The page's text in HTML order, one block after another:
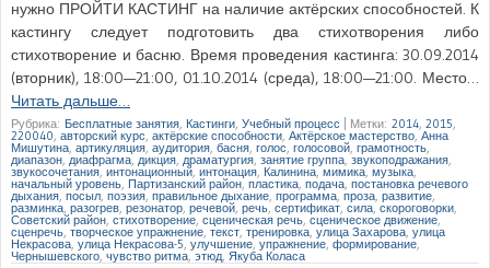
нужно ПРОЙТИ КАСТИНГ на наличие актёрских способностей. К
кастингу следует подготовить два стихотворения либо
стихотворение и басню. Время проведения кастинга: 30.09.2014
(вторник), 18:00—21:00, 01.10.2014 (среда), 18:00—21:00. Место…
Читать дальше…
Рубрика: Бесплатные занятия Кастинги Учебный процесс Метки: 2014 2015
220040 авторский курс актёрские способности Актёрское мастерство ,Анна
Мишутина артикуляция, аудитория басня голос голосовой грамотность
диапазон диафрагма, дикция драматургия занятие группа ,звукоподражания
звукосочетания, интонационный интонация Калинина,мимика, музыка
начальный уровень Партизанский район, пластика подача постановка речевого
дыхания посыл поэзия правильное дыхание программа проза развитие
разминка разогрев резонатор речевой речь, сертификат сила, скороговорки
Советский район стихотворение сценическая речь сценическое движение
сценречь творческое упражнение текст тренировка улица Захарова улица
Некрасова улица Некрасова-5 улучшение, упражнение формирование
Чернышевского ,чувство ритма,этюд Якуба Коласа